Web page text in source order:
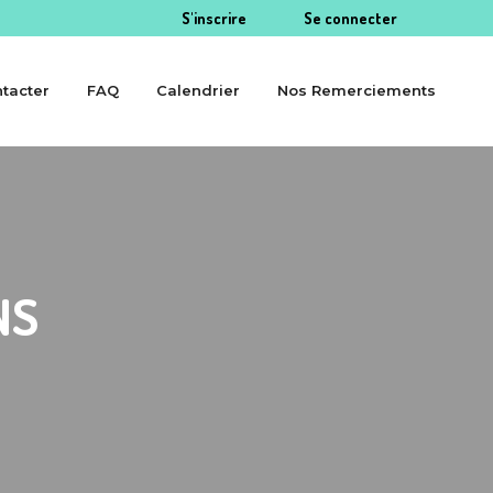
S'inscrire Se connecter
FAQ Calendrier Nos Remerciements